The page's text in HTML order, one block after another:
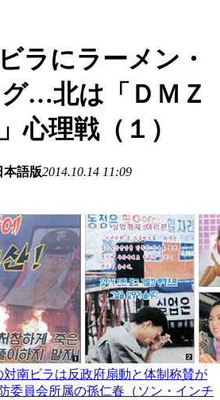
ラにラーメン・
…北は「ＤＭＺ
心理戦（１）
語版2014.10.14 11:09
対南ビラは反政府扇動と体制称賛が
委員会所属の孫仁春（ソン・インチ